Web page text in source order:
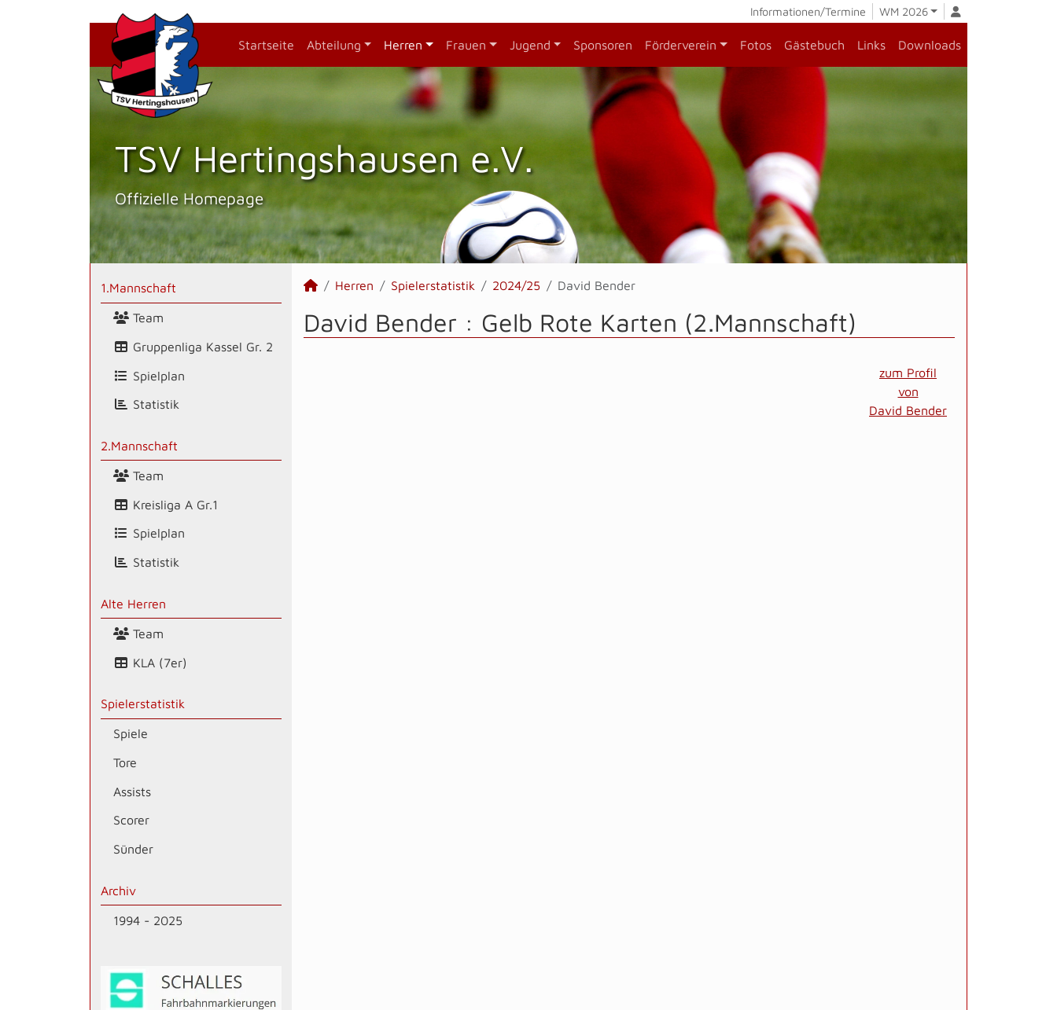
Informationen/Termine WM 2026
Startseite Abteilung Herren Frauen Jugend Sponsoren Förderverein Fotos Gästebuch Links Downloads
TSV Hertings­hausen e.V.
Offizielle Homepage
1.Mannschaft
Team
Gruppenliga Kassel Gr. 2
Spielplan
Statistik
2.Mannschaft
Team
Kreisliga A Gr.1
Spielplan
Statistik
Alte Herren
Team
KLA (7er)
Spielerstatistik
Spiele
Tore
Assists
Scorer
Sünder
Archiv
1994 - 2025
Herren Spielerstatistik 2024/25 David Bender
David Bender : Gelb Rote Karten (2.Mannschaft)
zum Profil
von
David Bender